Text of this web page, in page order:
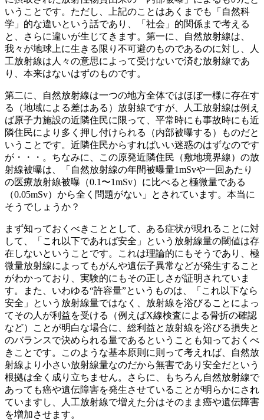
いうことです。ただし、上記のことはあくまでも「自然科
学」的な違いという話であり、「社会」的関係まで考える
と、さらに違いが生じてきます。第一に、自然放射線は、
我々が地球上に生きる限り不可避のものであるのに対し、人
工放射線は人々の意思によって受けないで済む放射線であ
り、本来はないはずのものです。
第二に、自然放射線は一つの地方全体ではほぼ一様に存在す
る（地域による差はある）放射線ですが、人工放射線は例え
ば原子力施設の近隣住民に限って、平常時にも事故時にも近
隣住民により多く押し付けられる（内部被曝する）ものだと
いうことです。近隣住民からすればいい迷惑のはずなのです
が・・・。ちなみに、この原発近隣住民（敷地境界線）の放
射線被曝は、「自然放射線の年間被曝量1mSvや一回あたり
の医療放射線被曝（0.1〜1mSv）に比べると極微量である
（0.05mSv）から全く問題がない」とされています。本当に
そうでしょうか？
まず知っておくべきこととして、ある症状が現れることに対
して、「これ以下であれば安全」という放射線量の閾値は存
在しないということです。これは理論的にもそうであり、極
微量放射線によってもがんや遺伝子異常などが発生すること
がわかっており、実験的にもその正しさが証明されていま
す。また、いわゆる“許容量”というものは、「これ以下なら
安全」という放射線量ではなく、放射線を浴びることによっ
てその人が利益を受ける（例えばX線検査による骨折の確認
など）ことが明白な場合に、総利益と放射線を浴びる損失と
のバランスで決められる量であるということも知っておくべ
きことです。このような基本原則に則って考えれば、自然放
射線より小さい放射線量なのだから無害であり安全だという
根拠は全く成り立ちません。さらに、もちろん自然放射線で
あっても癌や遺伝障害を発生させていることが明らかにされ
ていますし、人工放射線で増えた分はそのまま癌や遺伝障害
を増加させます。